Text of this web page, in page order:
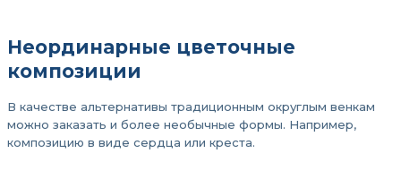
Неординарные цветочные
композиции
В качестве альтернативы традиционным округлым венкам
можно заказать и более необычные формы. Например,
композицию в виде сердца или креста.